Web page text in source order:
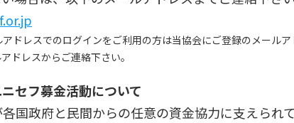
ドレスでのログインをご利用の方は当協会にご登録のメール
ドレスからご連絡下さい。
セフ募金活動について
国政府と民間からの任意の資金協力に支えられ